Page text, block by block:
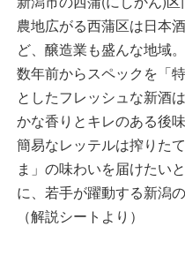
農地広がる西蒲区は日本
ど、醸造業も盛んな地域。
数年前からスペックを「
としたフレッシュな新酒
かな香りとキレのある後味
簡易なレッテルは搾りた
ま」の味わいを届けたい
に、若手が躍動する新潟
（解説シートより）